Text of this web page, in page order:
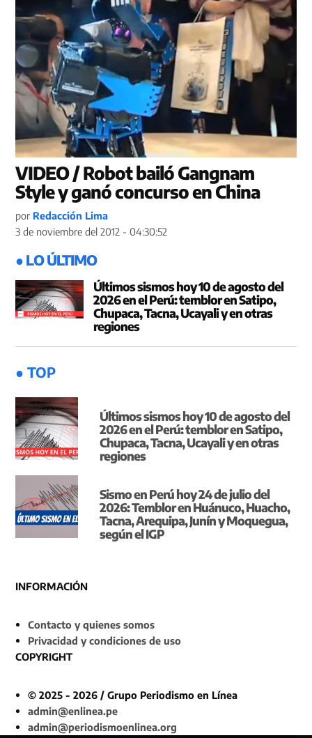
VIDEO / Robot bailó Gangnam
Style y ganó concurso en China
por Redacción Lima
3 de noviembre del 2012 - 04:30:52
● LO ÚLTIMO
Últimos sismos hoy 10 de agosto del
2026 en el Perú: temblor en Satipo,
Chupaca, Tacna, Ucayali y en otras
regiones
● TOP
Últimos sismos hoy 10 de agosto del
2026 en el Perú: temblor en Satipo,
Chupaca, Tacna, Ucayali y en otras
regiones
Sismo en Perú hoy 24 de julio del
2026: Temblor en Huánuco, Huacho,
Tacna, Arequipa, Junín y Moquegua,
según el IGP
INFORMACIÓN
Contacto y quienes somos
Privacidad y condiciones de uso
COPYRIGHT
© 2025 - 2026 / Grupo Periodismo en Línea
admin@enlinea.pe
admin@periodismoenlinea.org